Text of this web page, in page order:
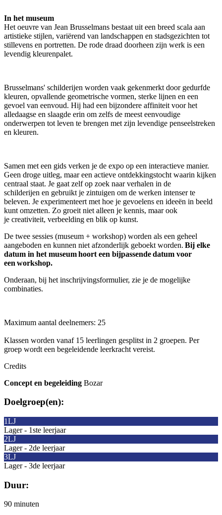
In het museum
Het oeuvre van Jean Brusselmans bestaat uit een breed scala aan
artistieke stijlen, variërend van landschappen en stadsgezichten tot
stillevens en portretten. De rode draad doorheen zijn werk is een
levendig kleurenpalet.
Brusselmans' schilderijen worden vaak gekenmerkt door gedurfde
kleuren, opvallende geometrische vormen, sterke lijnen en een
gevoel van eenvoud. Hij had een bijzondere affiniteit voor het
alledaagse en slaagde erin om zelfs de meest eenvoudige
onderwerpen tot leven te brengen met zijn levendige penseelstreken
en kleuren.
Samen met een gids verken je de expo op een interactieve manier.
Geen droge uitleg, maar een actieve ontdekkingstocht waarin kijken
centraal staat. Je gaat zelf op zoek naar verhalen in de
schilderijen en gebruikt je zintuigen om de werken intenser te
beleven. Je experimenteert met hoe je gevoelens en ideeën in beeld
kunt omzetten. Zo groeit niet alleen je kennis, maar ook
je creativiteit, verbeelding en blik op kunst.
De twee sessies (museum + workshop) worden als een geheel
aangeboden en kunnen niet afzonderlijk geboekt worden. Bij elke
datum in het museum hoort een bijpassende datum voor
een workshop.
Onderaan, bij het inschrijvingsformulier, zie je de mogelijke
combinaties.
Maximum aantal deelnemers: 25
Klassen worden vanaf 15 leerlingen gesplitst in 2 groepen. Per
groep wordt een begeleidende leerkracht vereist.
Credits
Concept en begeleiding Bozar
Doelgroep(en):
1LJ
Lager - 1ste leerjaar
2LJ
Lager - 2de leerjaar
3LJ
Lager - 3de leerjaar
Duur:
90 minuten